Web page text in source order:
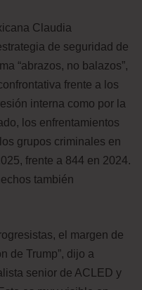
Claudia
de seguridad de
“abrazos, no balazos”,
frente a los
interna como por la
los enfrentamientos
grupos criminales en
frente a 844 en 2024.
también
el margen de
de Trump”, dijo a
senior de ACLED y